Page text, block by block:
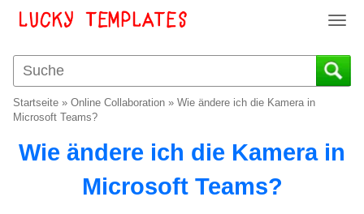
T
g
g
a
v
Startseite » Online Collaboration » Wie ändere ich die Kamera in
Microsoft Teams?
Wie ändere ich die Kamera in
Microsoft Teams?